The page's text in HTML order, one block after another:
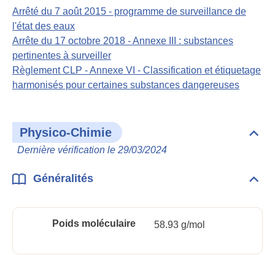
Arrêté du 7 août 2015 - programme de surveillance de
l'état des eaux
Arrête du 17 octobre 2018 - Annexe III : substances
pertinentes à surveiller
Règlement CLP - Annexe VI - Classification et étiquetage
harmonisés pour certaines substances dangereuses
Physico-Chimie
Dernière vérification le 29/03/2024
Généralités
Poids moléculaire 58.93 g/mol